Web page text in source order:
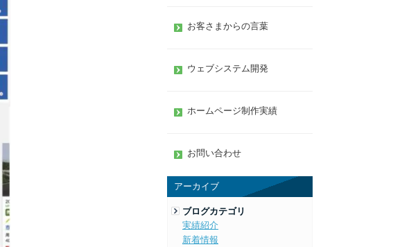
お客さまからの言葉
ウェブシステム開発
ホームページ制作実績
お問い合わせ
アーカイブ
ブログカテゴリ
実績紹介
新着情報